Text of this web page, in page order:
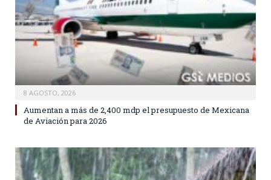
8 AGOSTO, 2026
Aumentan a más de 2,400 mdp el presupuesto de Mexicana
de Aviación para 2026